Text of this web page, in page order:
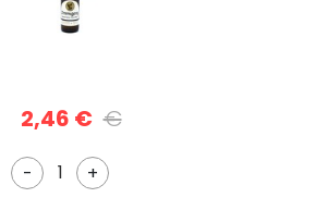
2,46 € €
- +